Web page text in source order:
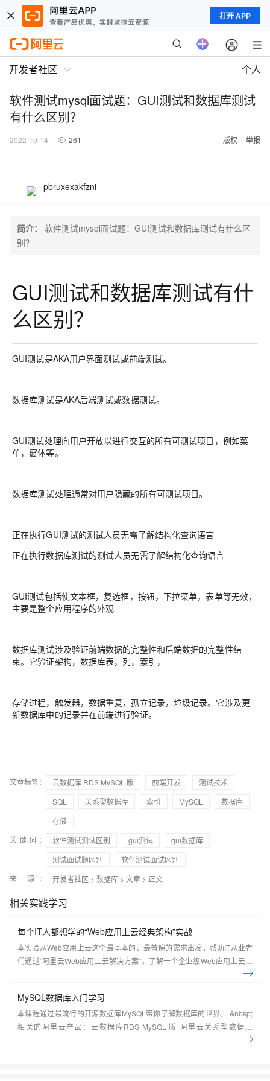
打开 APP
开发者社区 个人
软件测试mysql面试题：GUI测试和数据库测试
有什么区别？
2022-10-14 261 版权 举报
pbruxexakfzni
简介：
软件测试mysql面试题：GUI测试和数据库测试有什么区
别？
GUI测试和数据库测试有什
么区别？
GUI测试是AKA用户界面测试或前端测试。
数据库测试是AKA后端测试或数据测试。
GUI测试处理向用户开放以进行交互的所有可测试项目，例如菜
单，窗体等。
数据库测试处理通常对用户隐藏的所有可测试项目。
正在执行GUI测试的测试人员无需了解结构化查询语言
正在执行数据库测试的测试人员无需了解结构化查询语言
GUI测试包括使文本框，复选框，按钮，下拉菜单，表单等无效，
主要是整个应用程序的外观
数据库测试涉及验证前端数据的完整性和后端数据的完整性结
束。它验证架构，数据库表，列，索引，
存储过程，触发器，数据重复，孤立记录，垃圾记录。它涉及更
新数据库中的记录并在前端进行验证。
文章标签： 云数据库 RDS MySQL 版 前端开发
测试技术
SQL
关系型数据库 索引 MySQL
数据库
存储
关键词：
软件测试测试区别 gui测试
gui数据库
测试面试题区别
软件测试面试区别
来 源：
开发者社区 > 数据库 > 文章 > 正文
相关实践学习
每个IT人都想学的“Web应用上云经典架构”实战
本实验从Web应用上云这个最基本的、最普遍的需求出发，帮助IT从业者
们通过“阿里云Web应用上云解决方案”，了解一个企业级Web应用上云的
MySQL数据库入门学习
本课程通过最流行的开源数据库MySQL带你了解数据库的世界。 &nbsp;
相关的阿里云产品：云数据库RDS MySQL 版 阿里云关系型数据库
RDS（Relational Database Service）是一种稳定可靠、可弹性伸缩的在